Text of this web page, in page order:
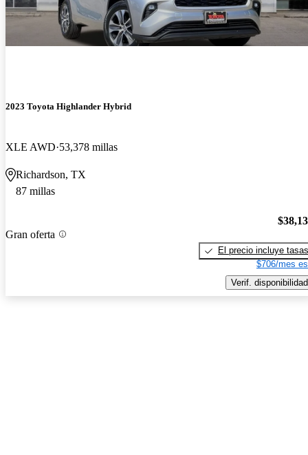
2023 Toyota Highlander Hybrid
XLE AWD 53,378 millas
Richardson, TX
87 millas
Gran oferta
El precio incluye tasas
$706/mes
Verif. disponibilidad